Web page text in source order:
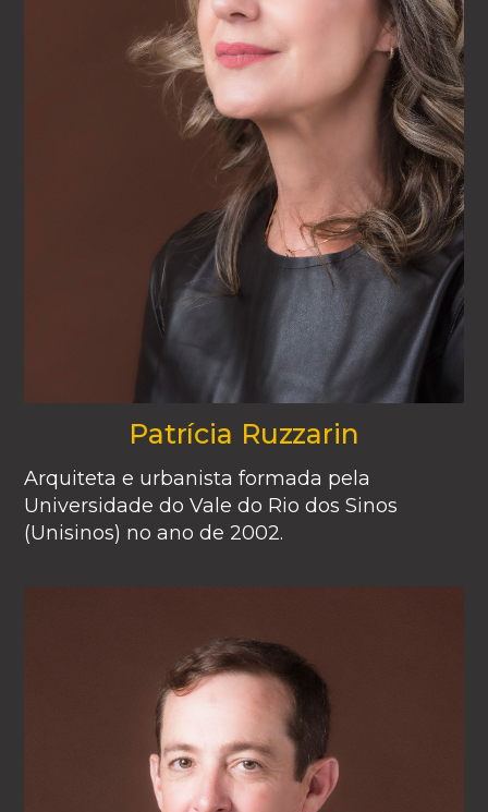
Patrícia Ruzzarin
Arquiteta e urbanista formada pela
Universidade do Vale do Rio dos Sinos
(Unisinos) no ano de 2002.